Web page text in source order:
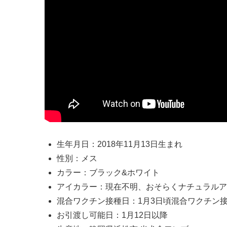
生年月日：2018年11月13日生まれ
性別：メス
カラー：ブラック&ホワイト
アイカラー：現在不明、おそらくナチュラルア
混合ワクチン接種日：1月3日頃混合ワクチン
お引渡し可能日：1月12日以降